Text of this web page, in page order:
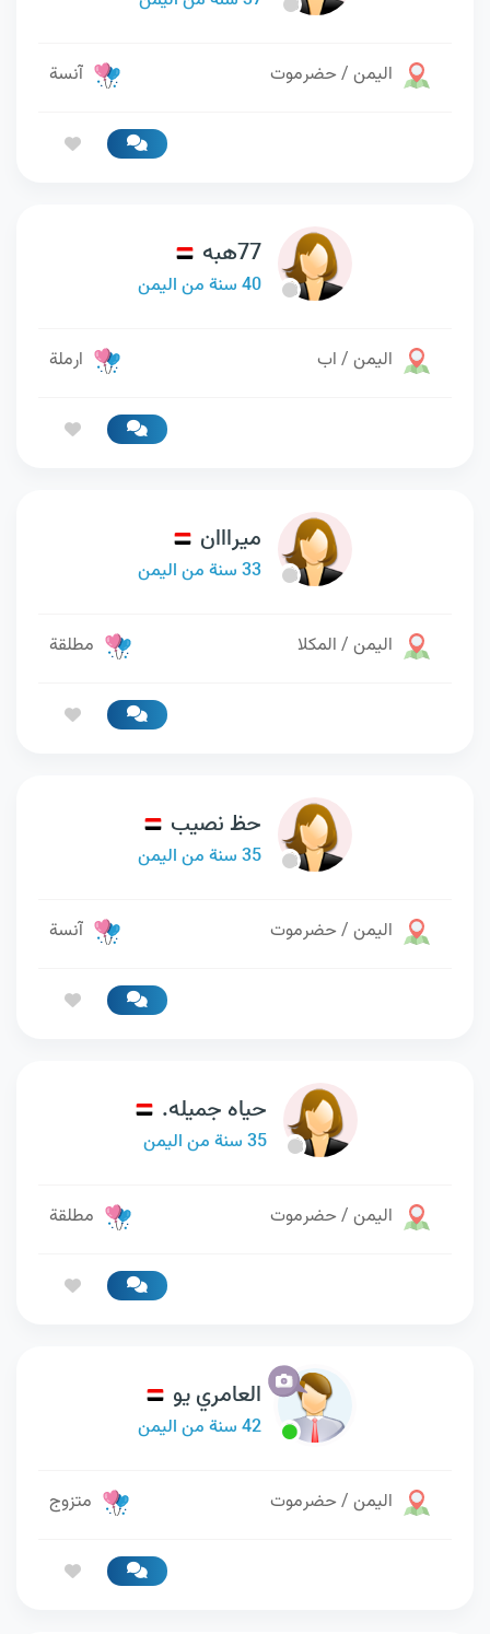
اليمن / حضرموت آنسة
77هبه
40 سنة من اليمن
اليمن / اب ارملة
ميرااان
33 سنة من اليمن
اليمن / المكلا مطلقة
حظ نصيب
35 سنة من اليمن
اليمن / حضرموت آنسة
حياه جميله.
35 سنة من اليمن
اليمن / حضرموت مطلقة
العامري يو
42 سنة من اليمن
اليمن / حضرموت متزوج